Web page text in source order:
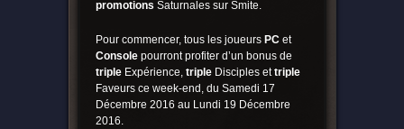
promotions Saturnales sur Smite.
Pour commencer, tous les joueurs PCet
Console pourront profiter d’un bonus de
tripleExpérience, tripleDisciples ettriple
Faveurs ce week-end, du Samedi 17
Décembre 2016 au Lundi 19 Décembre
2016.